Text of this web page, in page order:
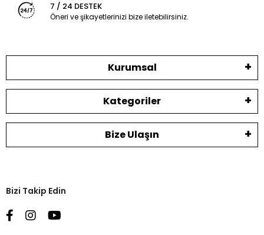
7 / 24 DESTEK
Öneri ve şikayetlerinizi bize iletebilirsiniz.
Kurumsal
Kategoriler
Bize Ulaşın
Bizi Takip Edin